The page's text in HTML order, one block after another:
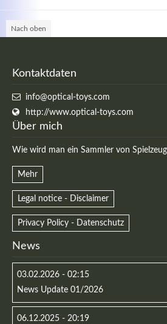
Nach oben
Kontaktdaten
info@optical-toys.com
http://www.optical-toys.com
Über mich
Wie wird man ein Sammler von
Mehr
Legal notice - Disclaimer
Privacy Policy - Datenschutz
News
03.02.2026 - 02:15
News Update 01/2026
06.12.2025 - 20:19
Modern &
Lorem ipsum dolor sit amet,
elit. Aenean commodo